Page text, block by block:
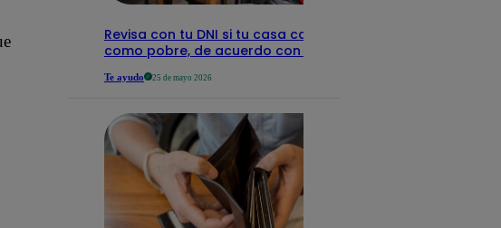
Revisa con tu DNI si tu casa califica
como pobre, de acuerdo con el Sisfoh
Te ayudo 25 de mayo 2026